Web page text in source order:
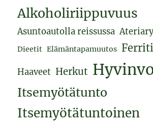
Alkoholiriippuvuus
Asuntoautolla reissussa
Dieetit Elämäntapamuutos
Haaveet Herkut
Itsemyötätunto
Itsemyötätuntoinen